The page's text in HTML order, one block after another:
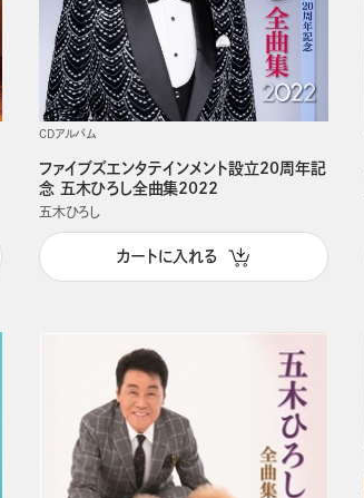
CDアルバム
ファイブズエンタテインメント設立20周年記
念 五木ひろし全曲集2022
五木ひろし
カートに入れる